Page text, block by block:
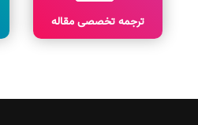
ترجمه تخصصی مقاله